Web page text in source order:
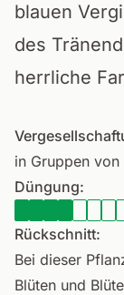
blauen
des
herrliche
in Gruppen
Düngung:
Rückschnitt:
Bei dieser
Blüten und